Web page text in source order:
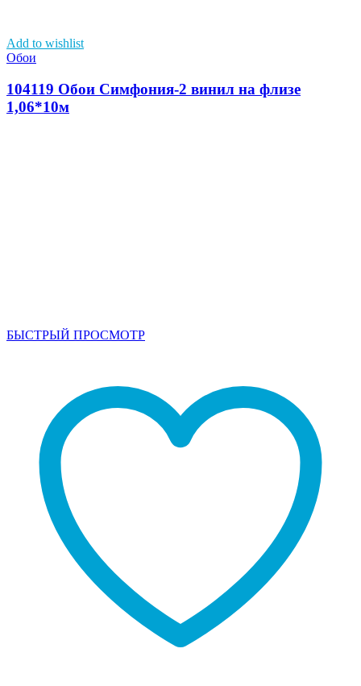
Add to wishlist
Обои
104119 Обои Симфония-2 винил на флизе
1,06*10м
БЫСТРЫЙ ПРОСМОТР